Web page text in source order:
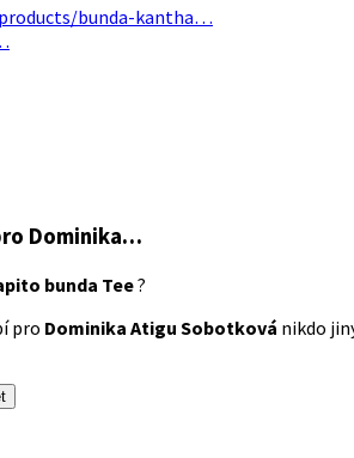
bunda-kantha…
Dominika…
bunda Tee?
pro Dominika Atigu Sobotková nikdo